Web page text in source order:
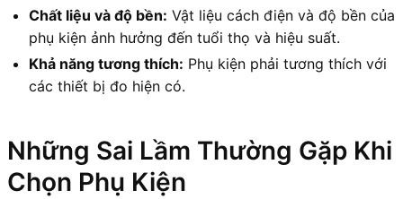
Chất liệu và độ bền: Vật liệu cách điện và độ bền của
phụ kiện ảnh hưởng đến tuổi thọ và hiệu suất.
Khả năng tương thích: Phụ kiện phải tương thích với
các thiết bị đo hiện có.
Những Sai Lầm Thường Gặp Khi
Chọn Phụ Kiện